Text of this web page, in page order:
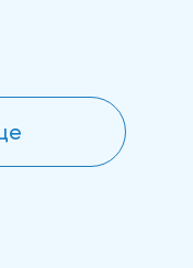
без
кредитной
и залог....